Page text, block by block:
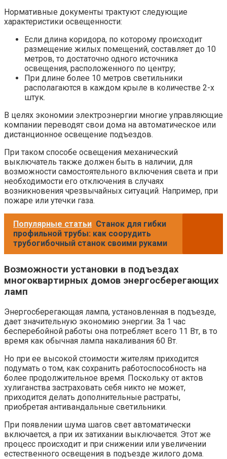
Нормативные документы трактуют следующие
характеристики освещенности:
Если длина коридора, по которому происходит
размещение жилых помещений, составляет до 10
метров, то достаточно одного источника
освещения, расположенного по центру;
При длине более 10 метров светильники
располагаются в каждом крыле в количестве 2-х
штук.
В целях экономии электроэнергии многие управляющие
компании переводят свои дома на автоматическое или
дистанционное освещение подъездов.
При таком способе освещения механический
выключатель также должен быть в наличии, для
возможности самостоятельного включения света и при
необходимости его отключения в случаях
возникновения чрезвычайных ситуаций. Например, при
пожаре или утечки газа.
Популярные статьи Станок для гибки
профильной трубы: как соорудить
трубогибочный станок своими руками
Возможности установки в подъездах
многоквартирных домов энергосберегающих
ламп
Энергосберегающая лампа, установленная в подъезде,
дает значительную экономию энергии. За 1 час
бесперебойной работы она потребляет всего 11 Вт, в то
время как обычная лампа накаливания 60 Вт.
Но при ее высокой стоимости жителям приходится
подумать о том, как сохранить работоспособность на
более продолжительное время. Поскольку от актов
хулиганства застраховать себя никто не может,
приходится делать дополнительные растраты,
приобретая антивандальные светильники.
При появлении шума шагов свет автоматически
включается, а при их затихании выключается. Этот же
процесс происходит и при снижении или увеличении
естественного освещения в подъезде жилого дома.